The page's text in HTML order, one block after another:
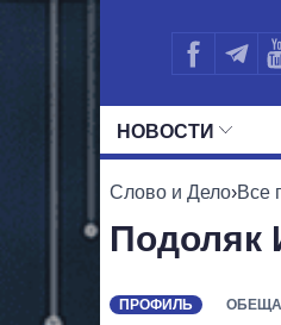
НОВОСТИ
Слово и Дело›Все
Подоляк
ПРОФИЛЬ